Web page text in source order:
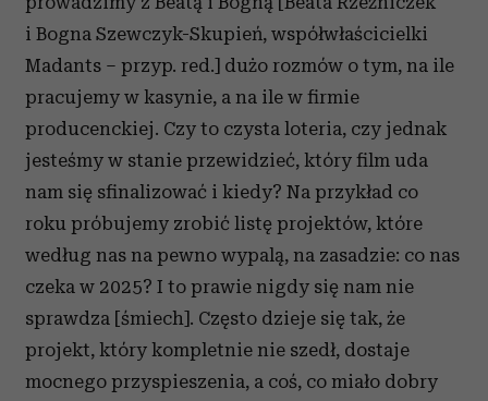
i Bogna Szewczyk-Skupień, współwłaścicielki
Madants – przyp. red.] dużo rozmów o tym, na ile
pracujemy w kasynie, a na ile w firmie
producenckiej. Czy to czysta loteria, czy jednak
jesteśmy w stanie przewidzieć, który film uda
nam się sfinalizować i kiedy? Na przykład co
roku próbujemy zrobić listę projektów, które
według nas na pewno wypalą, na zasadzie: co nas
czeka w 2025? I to prawie nigdy się nam nie
sprawdza [śmiech]. Często dzieje się tak, że
projekt, który kompletnie nie szedł, dostaje
mocnego przyspieszenia, a coś, co miało dobry